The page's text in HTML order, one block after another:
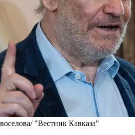
"Вестник Кавказа"